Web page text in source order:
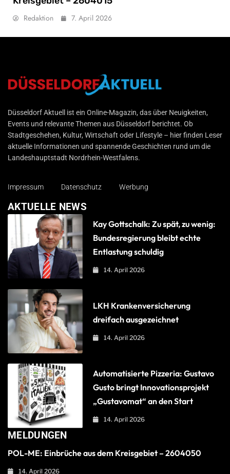
Redaktion 7. April 2026
Düsseldorf Aktuell
Düsseldorf Aktuell ist ein Online-Magazin, das über Neuigkeiten,
Events und relevante Themen aus Düsseldorf berichtet. Ob
Stadtgeschehen, Kultur, Wirtschaft oder Lifestyle – hier finden Leser
aktuelle Informationen und spannende Geschichten rund um die
Landeshauptstadt Nordrhein-Westfalens.
Impressum Datenschutz Werbung
AKTUELLE NEWS
Kay Gottschalk: Zu spät, zu wenig:
Bundesregierung bleibt echte
Entlastung schuldig
14. April 2026
LKH Krankenversicherung
dreifach ausgezeichnet
14. April 2026
Automatisierte Pizzeria: Gustavo
Gusto bringt Innovationsprojekt
„Gustavomat“ an den Start
14. April 2026
MELDUNGEN
POL-ME: Einbrüche aus dem Kreisgebiet – 2604050
14. April 2026